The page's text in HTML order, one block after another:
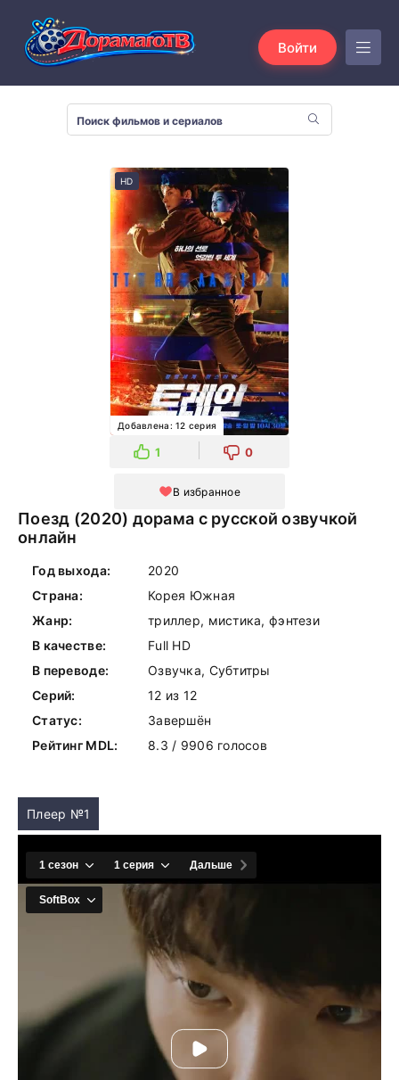
Войти
HD
Добавлена: 12 серия
1 0
В избранное
Поезд (2020) дорама с русской озвучкой
онлайн
Год выхода:
2020
Страна:
Корея Южная
Жанр:
триллер, мистика, фэнтези
В качестве:
Full HD
В переводе:
Озвучка, Субтитры
Серий:
12 из 12
Статус:
Завершён
Рейтинг MDL:
8.3 / 9906 голосов
Плеер №1